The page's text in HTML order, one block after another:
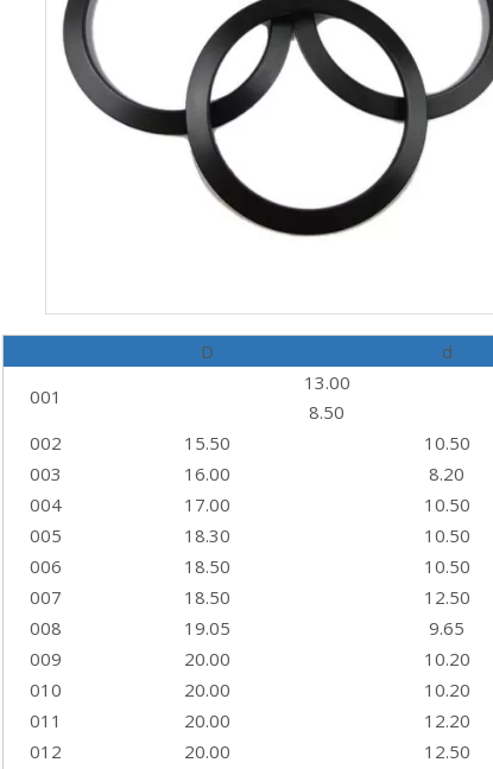
D d
001
13.00
8.50
002
15.50 10.50
003
16.00 8.20
004
17.00 10.50
005
18.30 10.50
006
18.50 10.50
007
18.50 12.50
008
19.05 9.65
009
20.00 10.20
010
20.00 10.20
011
20.00 12.20
012
20.00 12.50